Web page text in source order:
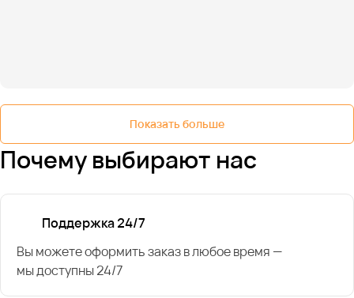
Показать больше
Почему выбирают нас
Поддержка 24/7
Вы можете оформить заказ в любое время —
мы доступны 24/7